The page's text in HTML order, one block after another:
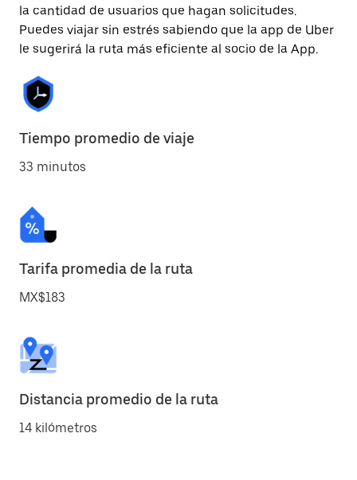
la cantidad de usuarios que hagan solicitudes.
Puedes viajar sin estrés sabiendo que la app de Uber
le sugerirá la ruta más eficiente al socio de la App.
Tiempo promedio de viaje
33 minutos
Tarifa promedia de la ruta
MX$183
Distancia promedio de la ruta
14 kilómetros